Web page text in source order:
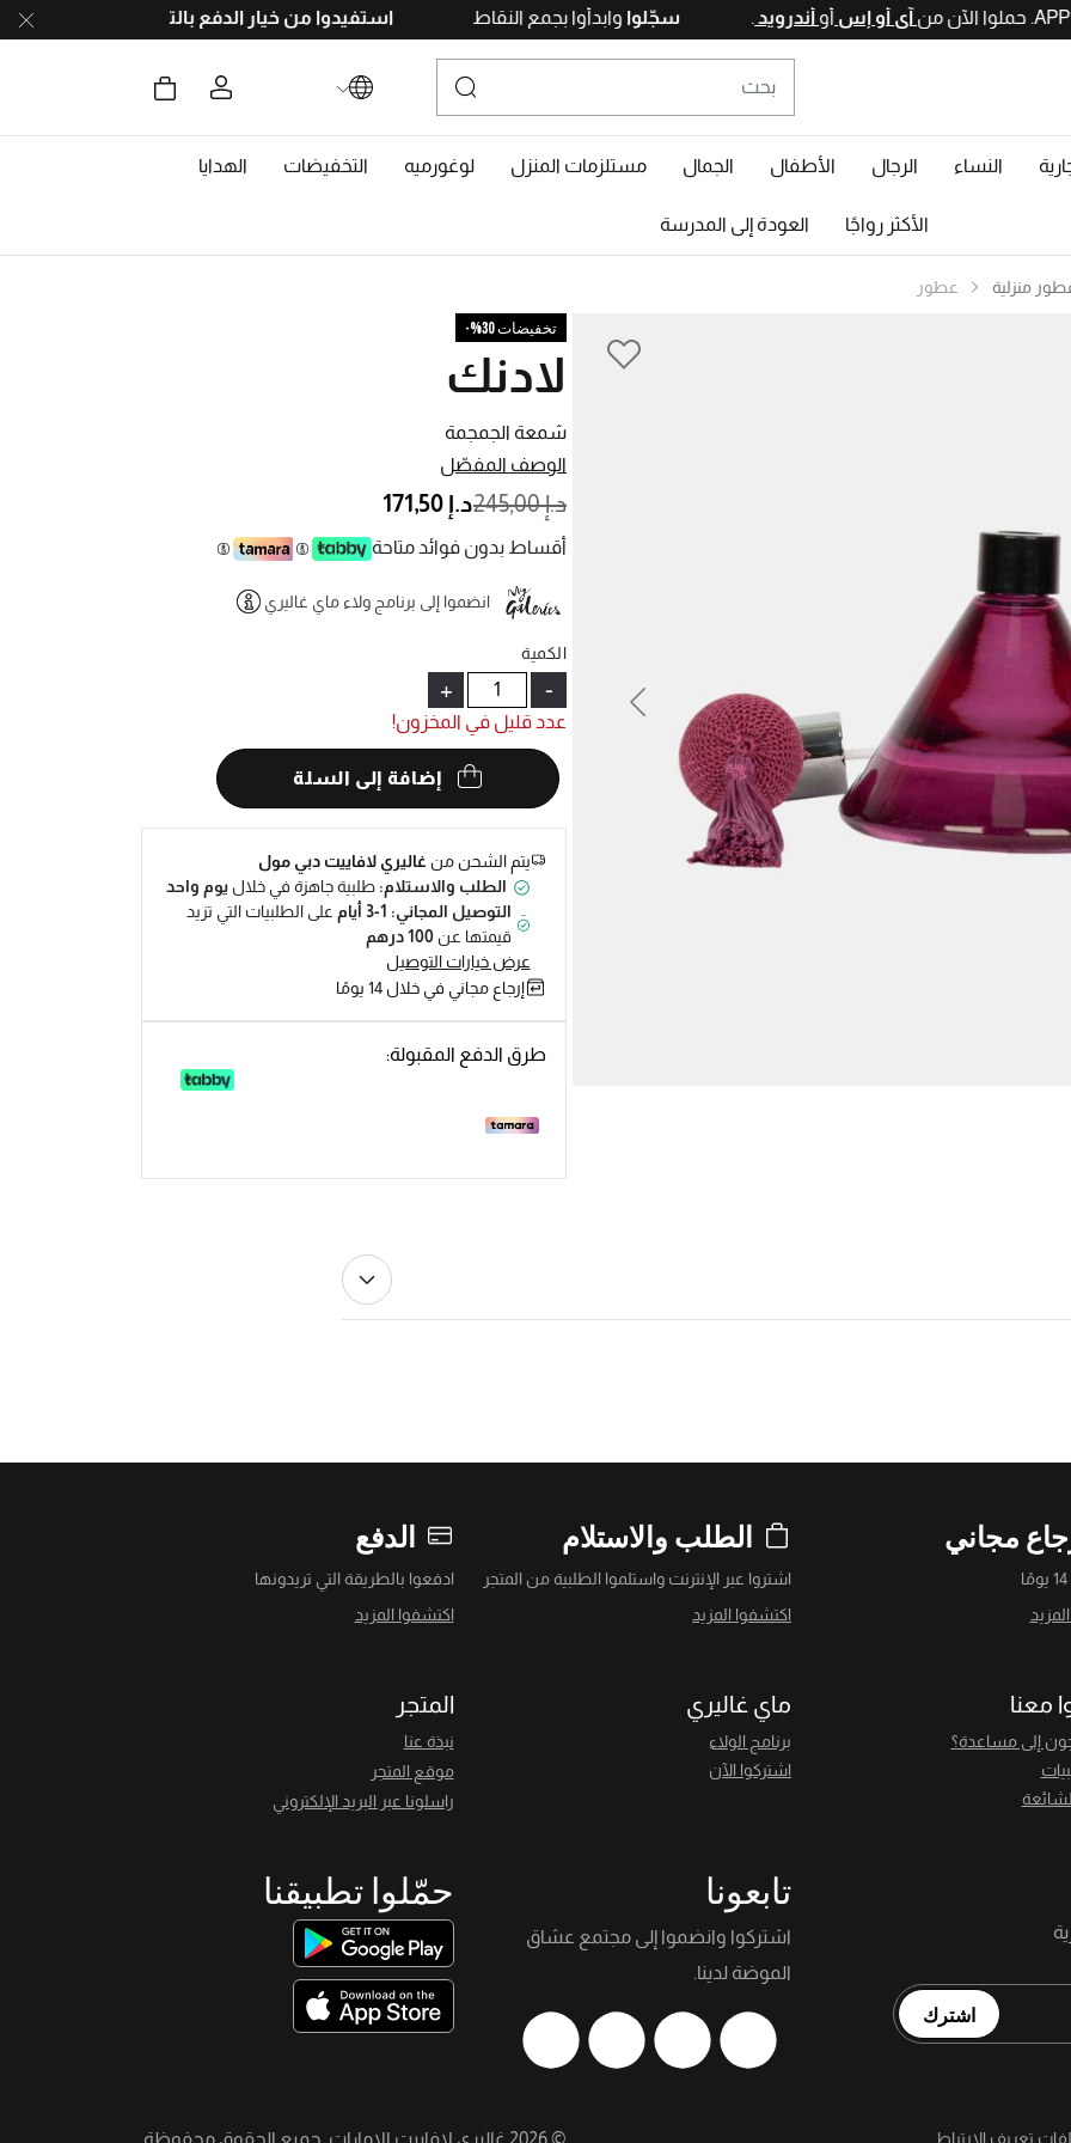
آي أو إسأوأندرويد .سجّلواوابدأوا بجمع النقاطاستفيدوا من خيار الدفع بالتقسيط
النساء الرجال الأطفال الجمال مستلزمات المنزل لوغورميه التخفيضات الهدايا
الأكثر رواجًا العودة إلى المدرسة
منزلية عطور
Previous
تخفيضات 30%-
شمعة الجمجمة
لادنك
الوصف المفصّل
PRICE REDUCED FROM
د.إ 245,00 TO
د.إ 171,50
أقساط بدون فوائد متاحة
انضموا إلى برنامج ولاء ماي غاليري
الكمية
-
+
عدد قليل في المخزون!
إضافة إلى السلة
يتم الشحن منغاليري لافاييت دبي مول
الطلب والاستلام:طلبية جاهزة في خلاليوم واحد
التوصيل المجاني: 1-3 أيام
على الطلبيات التي تزيد
قيمتها عن100 درهم
عرض خيارات التوصيل
إرجاع مجاني في خلال 14 يومًا
طرق الدفع المقبولة:
مجاني الطلب والاستلام
اشتروا عبر الإنترنت واستلموا الطلبية من المتجر
اكتشفوا المزيد
الدفع
ادفعوا بالطريقة التي تريدونها
اكتشفوا المزيد
معنا
إلى مساعدة؟
ماي غاليري
برنامج الولاء
اشتركوا الآن
المتجر
نبذة عنا
موقع المتجر
راسلونا عبر البريد الإلكتروني
اشترك
تابعونا
اشتركوا وانضموا إلى مجتمع عشاق
الموضة لدينا.
حمّلوا تطبيقنا
تعريف الارتباط